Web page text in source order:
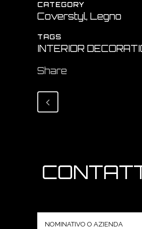
CATEGORY
Coverstyl, Legno
TAGS
INTERIOR
Share